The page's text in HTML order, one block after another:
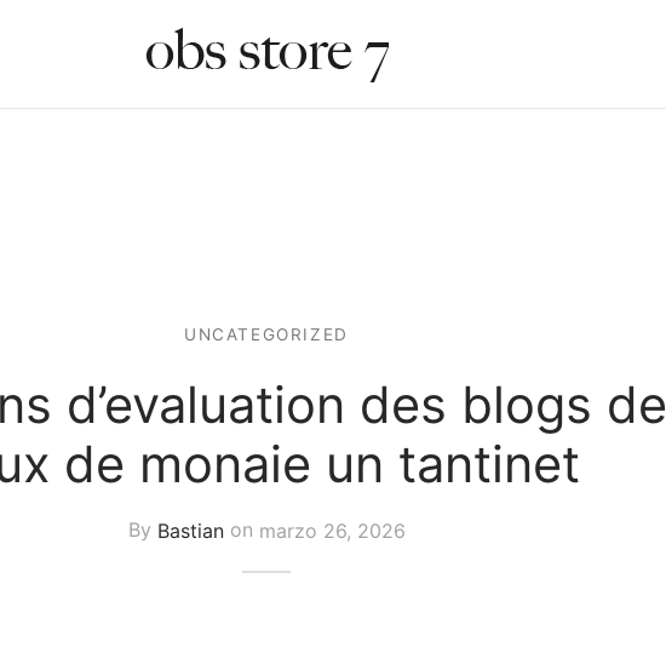
UNCATEGORIZED
d’evaluation des blogs de
de monaie un tantinet
By Bastianon marzo 26, 2026